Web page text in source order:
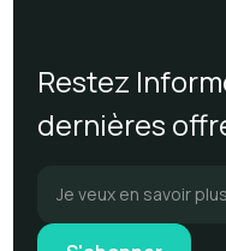
Restez
dernières